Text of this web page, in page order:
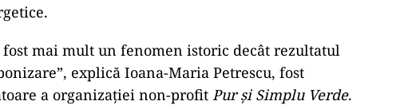
fost mai mult un fenomen istoric decât rezultatul
explică Ioana-Maria Petrescu, fost
a organizației non-profit Pur și Simplu Verde.